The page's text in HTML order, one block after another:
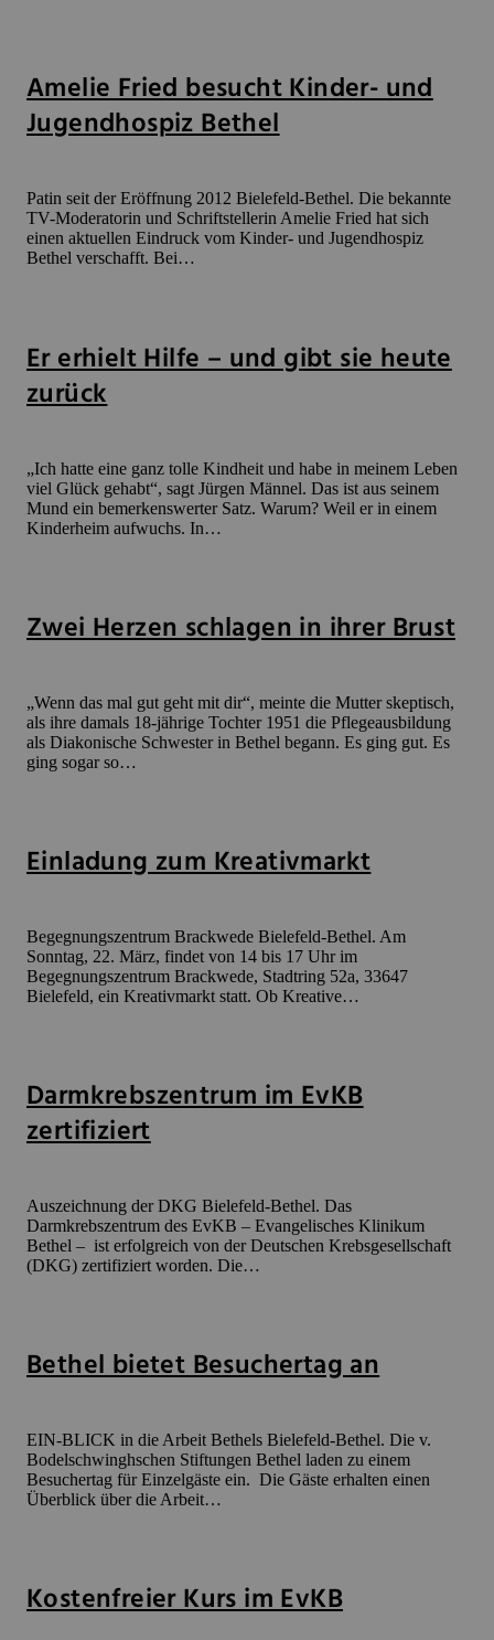
Amelie Fried besucht Kinder- und
Jugendhospiz Bethel
Patin seit der Eröffnung 2012 Bielefeld-Bethel. Die bekannte
TV-Moderatorin und Schriftstellerin Amelie Fried hat sich
einen aktuellen Eindruck vom Kinder- und Jugendhospiz
Bethel verschafft. Bei…
Er erhielt Hilfe – und gibt sie heute
zurück
„Ich hatte eine ganz tolle Kindheit und habe in meinem Leben
viel Glück gehabt“, sagt Jürgen Männel. Das ist aus seinem
Mund ein bemerkenswerter Satz. Warum? Weil er in einem
Kinderheim aufwuchs. In…
Zwei Herzen schlagen in ihrer Brust
„Wenn das mal gut geht mit dir“, meinte die Mutter skeptisch,
als ihre damals 18-jährige Tochter 1951 die Pflegeausbildung
als Diakonische Schwester in Bethel begann. Es ging gut. Es
ging sogar so…
Einladung zum Kreativmarkt
Begegnungszentrum Brackwede Bielefeld-Bethel. Am
Sonntag, 22. März, findet von 14 bis 17 Uhr im
Begegnungszentrum Brackwede, Stadtring 52a, 33647
Bielefeld, ein Kreativmarkt statt. Ob Kreative…
Darmkrebszentrum im EvKB
zertifiziert
Auszeichnung der DKG Bielefeld-Bethel. Das
Darmkrebszentrum des EvKB – Evangelisches Klinikum
Bethel – ist erfolgreich von der Deutschen Krebsgesellschaft
(DKG) zertifiziert worden. Die…
Bethel bietet Besuchertag an
EIN-BLICK in die Arbeit Bethels Bielefeld-Bethel. Die v.
Bodelschwinghschen Stiftungen Bethel laden zu einem
Besuchertag für Einzelgäste ein. Die Gäste erhalten einen
Überblick über die Arbeit…
Kostenfreier Kurs im EvKB